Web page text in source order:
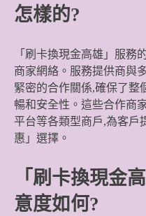
怎樣的?
「刷卡換現金高雄」服務
商家網絡。服務提供商與
緊密的合作關係,確保了整
暢和安全性。這些合作商
平台等各類型商戶,為客戶
惠」選擇。
「刷卡換現金
意度如何?